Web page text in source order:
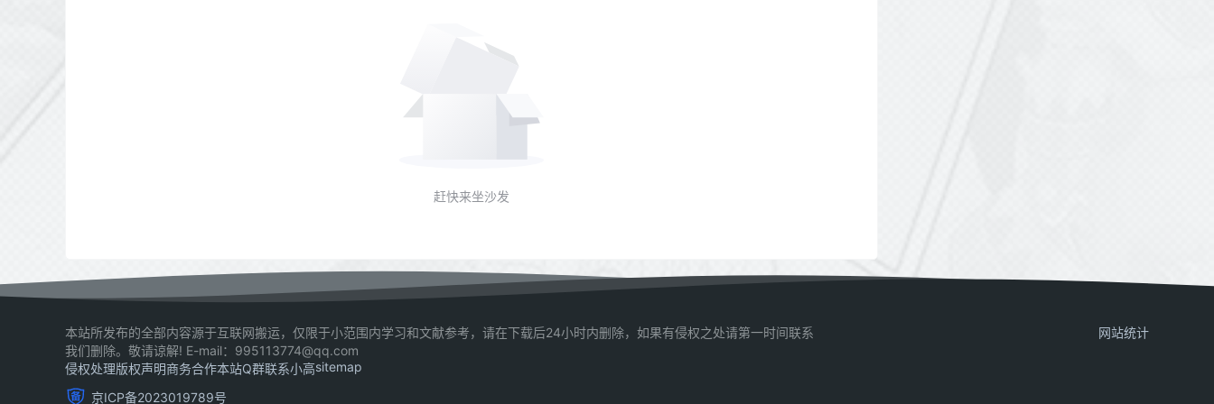
赶快来坐沙发
本站所发布的全部内容源于互联网搬运，仅限于小范围内学习和文献参考，请在下载后24小时内删除，如果有侵权之处请第一时间联系
我们删除。敬请谅解! E-mail：995113774@qq.com
侵权处理版权声明商务合作本站Q群联系小高sitemap
京ICP备2023019789号
网站统计